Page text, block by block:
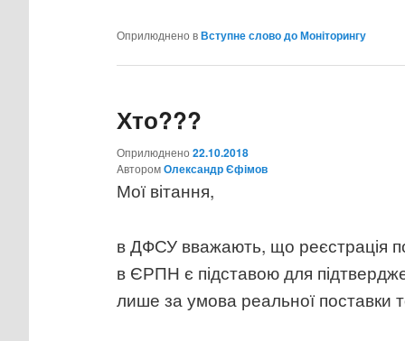
Оприлюднено вВступне слово до Моніторингу
Хто???
Оприлюднено22.10.2018
AвторомОлександр Єфімов
Мої вітання,
в ДФСУ вважають, що реєстрація
в ЄРПН є підставою для
лише за умова реальної поставки